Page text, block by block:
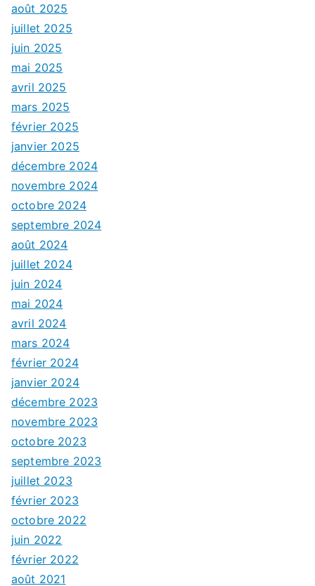
août 2025
juillet 2025
juin 2025
mai 2025
avril 2025
mars 2025
février 2025
janvier 2025
décembre 2024
novembre 2024
octobre 2024
septembre 2024
août 2024
juillet 2024
juin 2024
mai 2024
avril 2024
mars 2024
février 2024
janvier 2024
décembre 2023
novembre 2023
octobre 2023
septembre 2023
juillet 2023
février 2023
octobre 2022
juin 2022
février 2022
août 2021